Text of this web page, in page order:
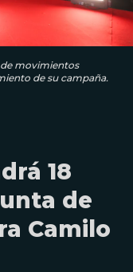
de movimientos
de su campaña.
18
de
Camilo